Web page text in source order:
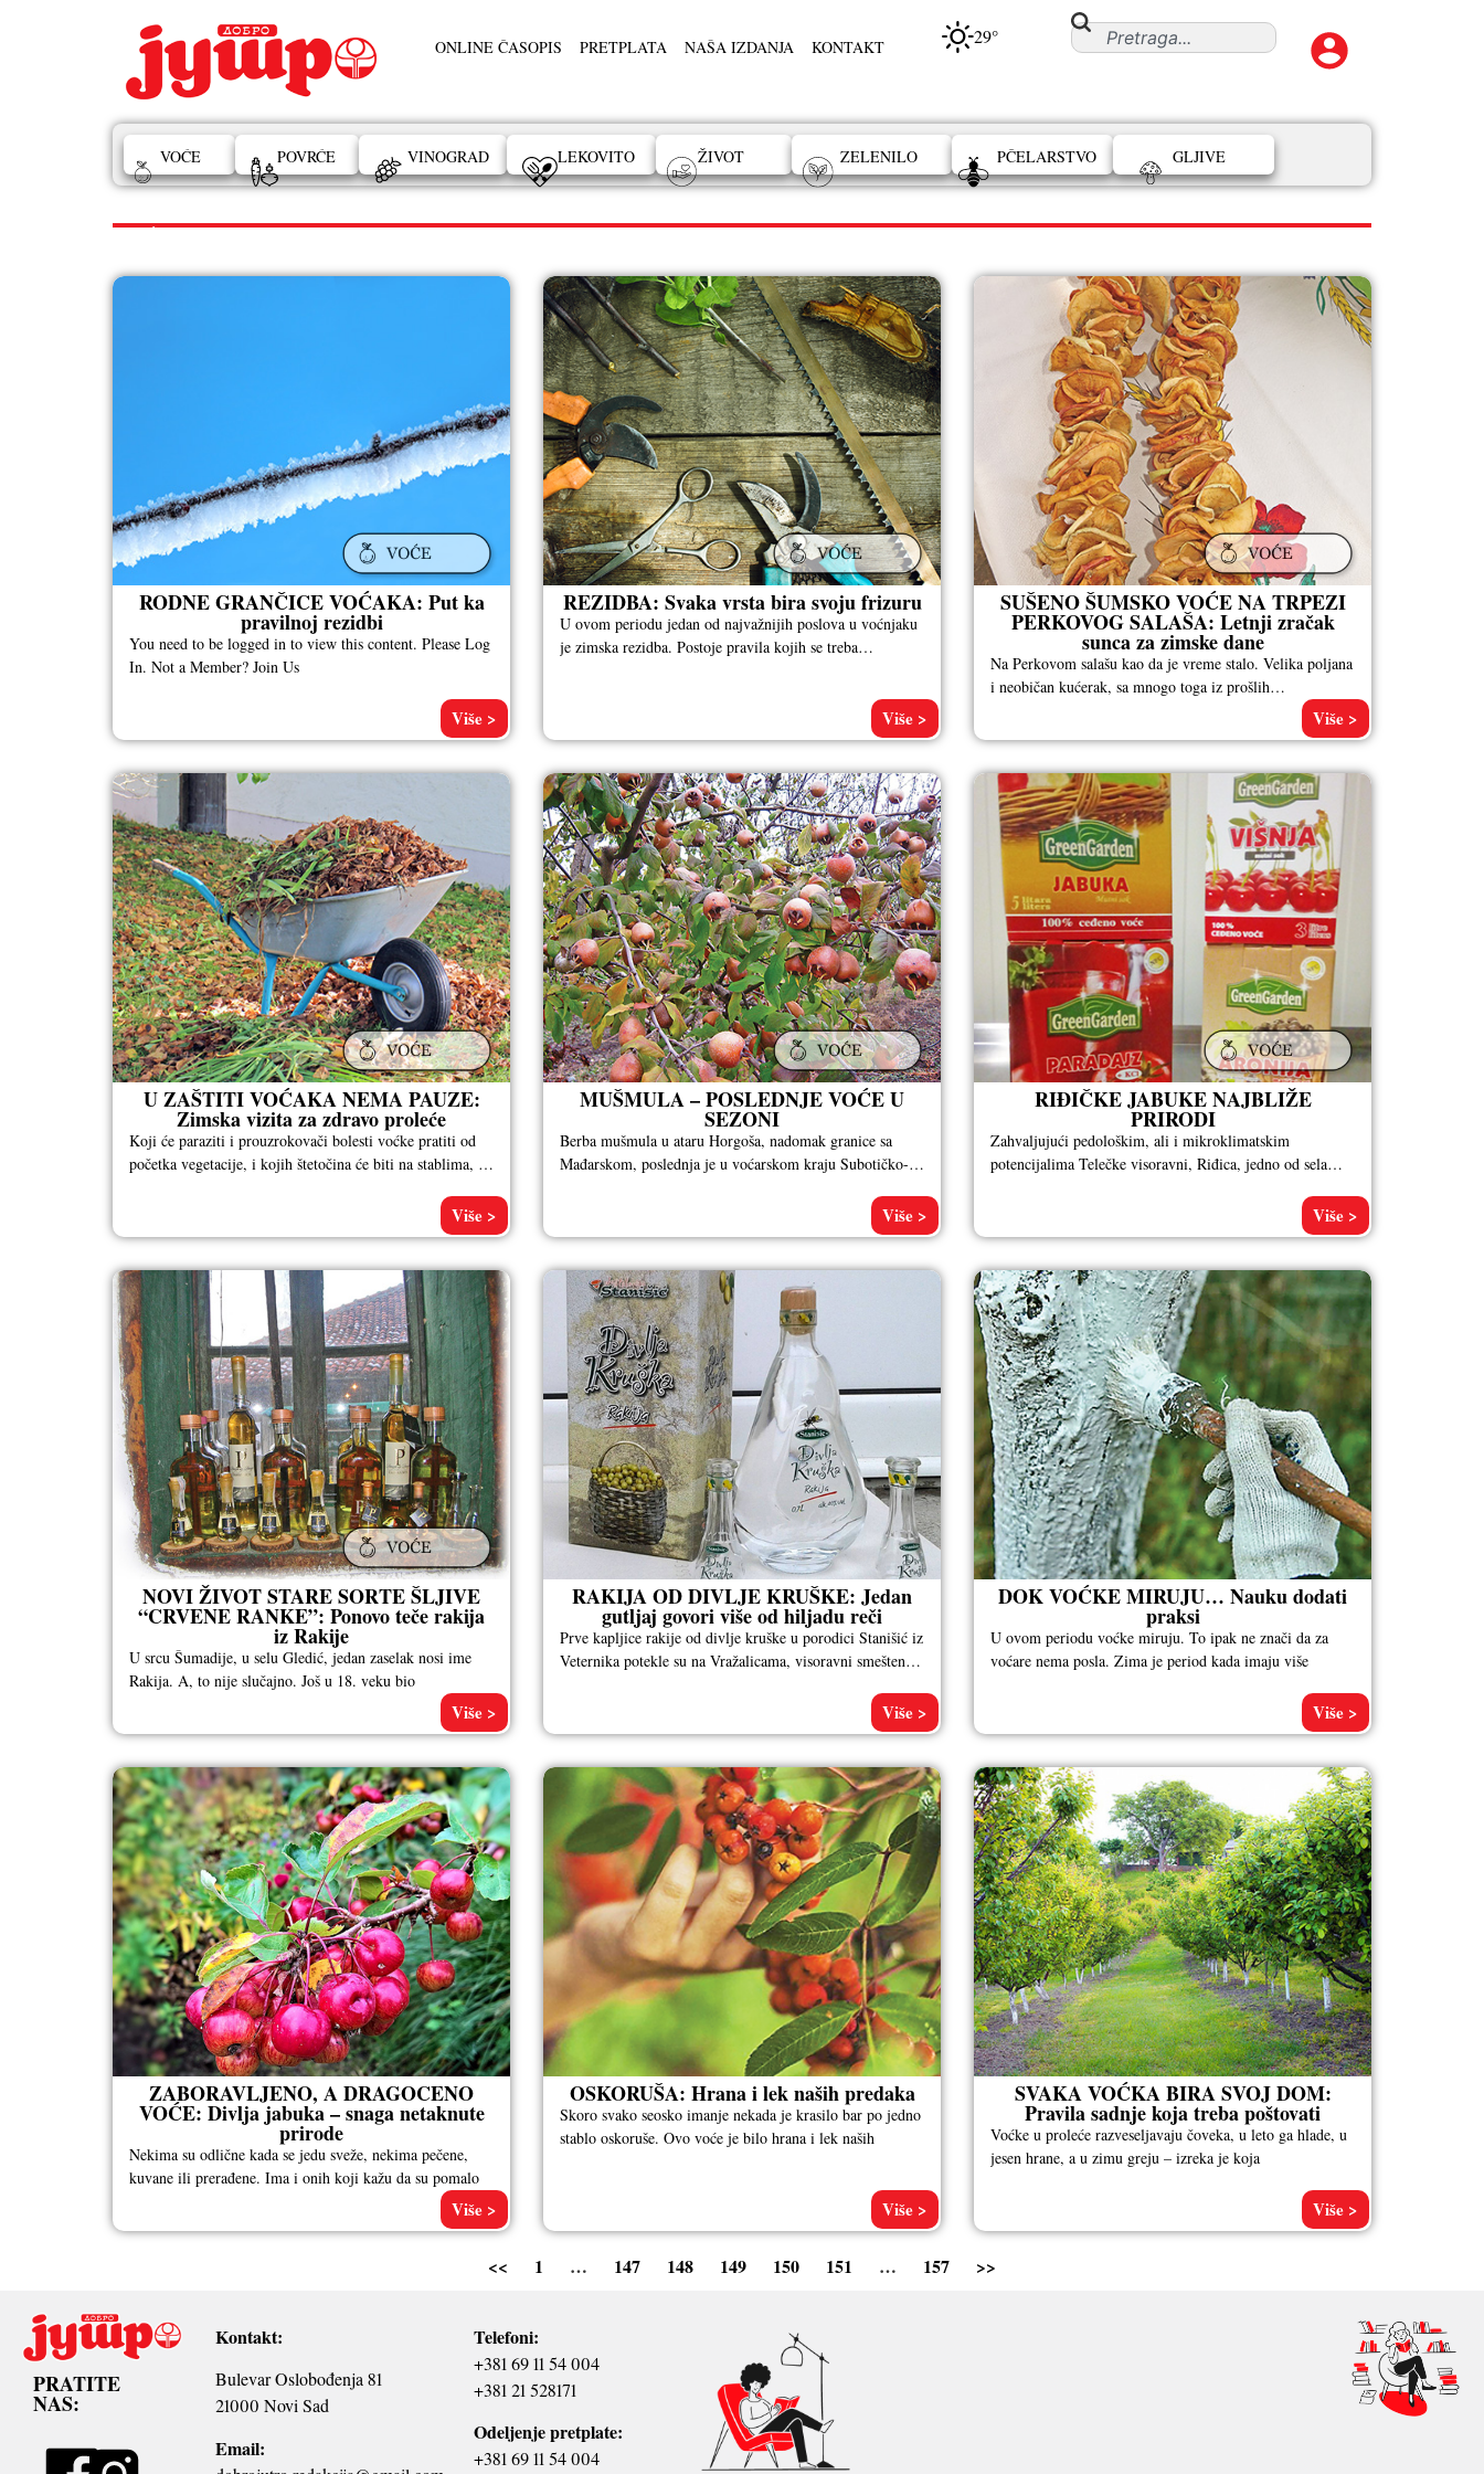
ONLINE ČASOPIS PRETPLATA NAŠA IZDANJA KONTAKT 29°
VOĆE POVRĆE VINOGRAD LEKOVITO ŽIVOT ZELENILO PČELARSTVO GLJIVE
VOĆE
RODNE GRANČICE VOĆAKA: Put ka
pravilnoj rezidbi
You need to be logged in to view this content. Please Log
In. Not a Member? Join Us
Više >
REZIDBA: Svaka vrsta bira svoju frizuru
U ovom periodu jedan od najvažnijih poslova u voćnjaku
je zimska rezidba. Postoje pravila kojih se treba
Više >
SUŠENO ŠUMSKO VOĆE NA TRPEZI
PERKOVOG SALAŠA: Letnji zračak
sunca za zimske dane
Na Perkovom salašu kao da je vreme stalo. Velika poljana
i neobičan kućerak, sa mnogo toga iz prošlih
Više >
U ZAŠTITI VOĆAKA NEMA PAUZE:
Zimska vizita za zdravo proleće
Koji će paraziti i prouzrokovači bolesti voćke pratiti od
početka vegetacije, i kojih štetočina će biti na stablima, od
Više >
MUŠMULA – POSLEDNJE VOĆE U
SEZONI
Berba mušmula u ataru Horgoša, nadomak granice sa
Mađarskom, poslednja je u voćarskom kraju Subotičko-
Više >
RIĐIČKE JABUKE NAJBLIŽE
PRIRODI
Zahvaljujući pedološkim, ali i mikroklimatskim
potencijalima Telečke visoravni, Riđica, jedno od sela
Više >
NOVI ŽIVOT STARE SORTE ŠLJIVE
“CRVENE RANKE”: Ponovo teče rakija
iz Rakije
U srcu Šumadije, u selu Gledić, jedan zaselak nosi ime
Rakija. A, to nije slučajno. Još u 18. veku bio
Više >
RAKIJA OD DIVLJE KRUŠKE: Jedan
gutljaj govori više od hiljadu reči
Prve kapljice rakije od divlje kruške u porodici Stanišić iz
Veternika potekle su na Vražalicama, visoravni smeštenoj
Više >
DOK VOĆKE MIRUJU… Nauku dodati
praksi
U ovom periodu voćke miruju. To ipak ne znači da za
voćare nema posla. Zima je period kada imaju više
Više >
ZABORAVLJENO, A DRAGOCENO
VOĆE: Divlja jabuka – snaga netaknute
prirode
Nekima su odlične kada se jedu sveže, nekima pečene,
kuvane ili prerađene. Ima i onih koji kažu da su pomalo
Više >
OSKORUŠA: Hrana i lek naših predaka
Skoro svako seosko imanje nekada je krasilo bar po jedno
stablo oskoruše. Ovo voće je bilo hrana i lek naših
Više >
SVAKA VOĆKA BIRA SVOJ DOM:
Pravila sadnje koja treba poštovati
Voćke u proleće razveseljavaju čoveka, u leto ga hlade, u
jesen hrane, a u zimu greju – izreka je koja
Više >
<< 1 … 147 148 149 150 151 … 157 >>
PRATITE
NAS:
Kontakt:
Bulevar Oslobođenja 81
21000 Novi Sad
Email:
Telefoni:
+381 69 11 54 004
+381 21 528171
Odeljenje pretplate:
+381 69 11 54 004